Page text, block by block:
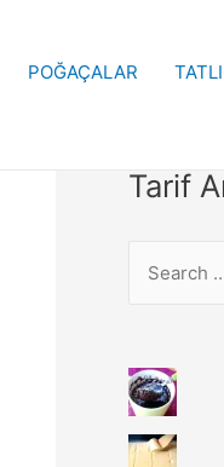
POĞAÇALAR
Tarif
r
c
h